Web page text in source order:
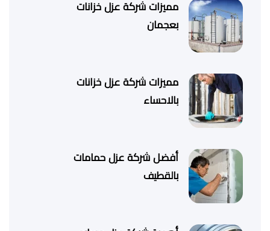
مميزات شركة عزل خزانات
بعجمان
مميزات شركة عزل خزانات
بالاحساء
أفضل شركة عزل حمامات
بالقطيف